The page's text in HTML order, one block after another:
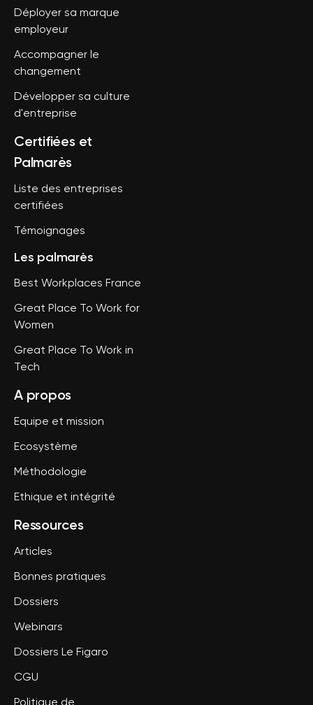
Déployer sa marque
employeur
Accompagner le
changement
Développer sa culture
d'entreprise
Certifiées et
Palmarès
Liste des entreprises
certifiées
Témoignages
Les palmarès
Best Workplaces France
Great Place To Work for
Women
Great Place To Work in
Tech
A propos
Equipe et mission
Ecosystème
Méthodologie
Ethique et intégrité
Ressources
Articles
Bonnes pratiques
Dossiers
Webinars
Dossiers Le Figaro
CGU
Politique de